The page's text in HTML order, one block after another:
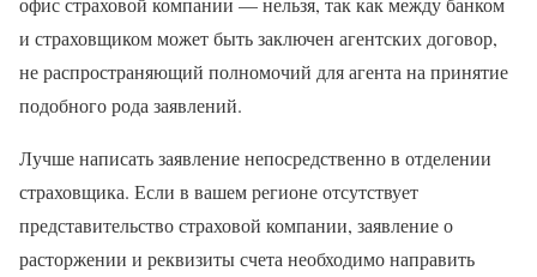
и страховщиком может быть заключен агентских договор,
не распространяющий полномочий для агента на принятие
подобного рода заявлений.
Лучше написать заявление непосредственно в отделении
страховщика. Если в вашем регионе отсутствует
представительство страховой компании, заявление о
расторжении и реквизиты счета необходимо направить